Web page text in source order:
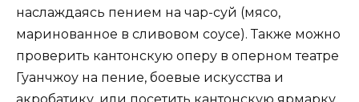
наслаждаясь пением на чар-суй (мясо,
маринованное в сливовом соусе). Также можно
проверить кантонскую оперу в оперном театре
Гуанчжоу на пение, боевые искусства и